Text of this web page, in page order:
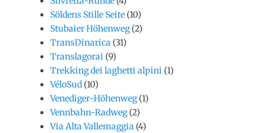
Söldens Stille Seite (10)
Stubaier Höhenweg(2)
TransDinarica (31)
Translagorai (9)
Trekking dei laghetti alpini (1)
VéloSud (10)
Venediger-Höhenweg(1)
Vennbahn-Radweg(2)
Via Alta Vallemaggia (4)